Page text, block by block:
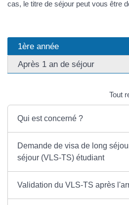
cas, le titre de séjour peut vous être
1ère année
Après 1 an de séjour
Tout
Qui est concerné ?
Demande de visa de long
séjour (VLS-TS) étudiant
Validation du VLS-TS après